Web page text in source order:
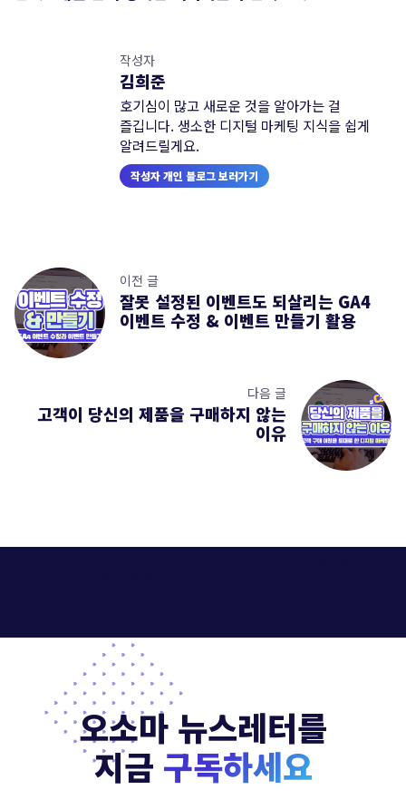
작성자
김희준
호기심이 많고 새로운 것을 알아가는 걸
즐깁니다. 생소한 디지털 마케팅 지식을 쉽게
알려드릴게요.
작성자 개인 블로그 보러가기
이전 글
잘못 설정된 이벤트도 되살리는 GA4
이벤트 수정 & 이벤트 만들기 활용
다음 글
고객이 당신의 제품을 구매하지 않는
이유
오소마 뉴스레터를
지금 구독하세요